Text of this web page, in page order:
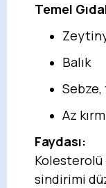
Temel
Balık
Sebze,
Az
Faydası:
Kolesterolü
sindirimi